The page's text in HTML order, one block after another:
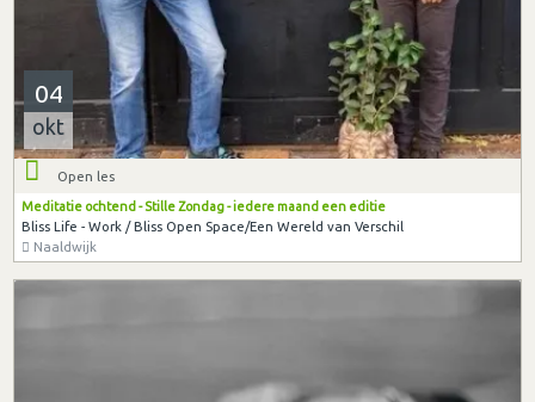
04
okt
Open les
Meditatie ochtend - Stille Zondag - iedere maand een editie
Bliss Life - Work / Bliss Open Space/Een Wereld van Verschil
Naaldwijk